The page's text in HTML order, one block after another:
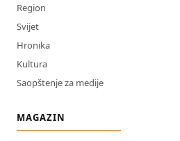
Region
Svijet
Hronika
Kultura
Saopštenje za medije
MAGAZIN